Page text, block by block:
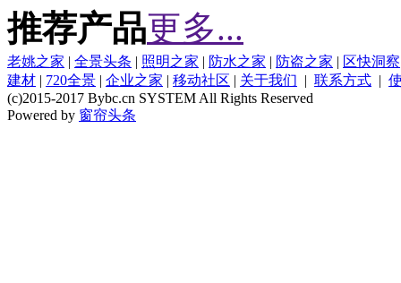
推荐产品更多...
老姚之家 | 全景头条 | 照明之家 | 防水之家 | 防盗之家 | 区快洞察
建材 | 720全景 | 企业之家 | 移动社区 | 关于我们 | 联系方式 |
(c)2015-2017 Bybc.cn SYSTEM All Rights Reserved
Powered by 窗帘头条